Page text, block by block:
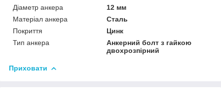
Діаметр анкера
12 мм
Матеріал анкера
Сталь
Покриття
Цинк
Тип анкера
Анкерний болт з гайкою
двохрозпірний
Приховати